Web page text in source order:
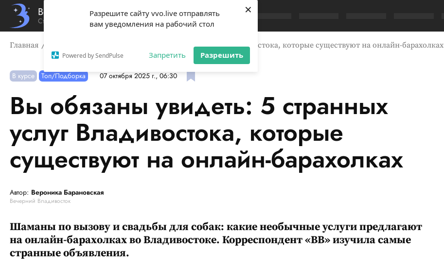
Разрешите сайту vvo.live отправлять
вам уведомления на рабочий стол
Powered by SendPulse Запретить Разрешить
×
Вечерний Владивосток
Стиль жизни твоего города
Главная Вы обязаны увидеть: 5 странных услуг Владивостока, которые существуют на онлайн-барахолках
В курсе Топ/Подборка 07 октября 2025 г., 06:30
Вы обязаны увидеть: 5 странных
услуг Владивостока, которые
существуют на онлайн-барахолках
Автор: Вероника Барановская
Вечерний Владивосток
Шаманы по вызову и свадьбы для собак: какие необычные услуги предлагают
на онлайн-барахолках во Владивостоке. Корреспондент «ВВ» изучила самые
странные объявления.